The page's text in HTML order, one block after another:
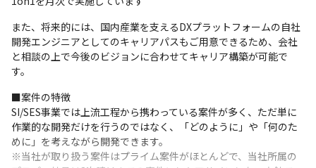
また、将来的には、国内産業を支えるDXプラットフォームの自社
開発エンジニアとしてのキャリアパスもご用意できるため、会社
と相談の上で今後のビジョンに合わせてキャリア構築が可能で
す。
■案件の特徴
SI/SES事業では上流工程から携わっている案件が多く、ただ単に
作業的な開発だけを行うのではなく、「どのように」や「何のた
めに」を考えながら開発できます。
※当社が取り扱う案件はプライム案件がほとんどで、当社所属の